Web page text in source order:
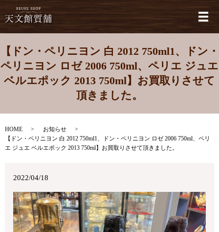
メ
【ドン・ペリニヨン 白 2012 750ml1、ドン・
ペリニヨン ロゼ 2006 750ml、ペリエ ジュエ
ベルエポック 2013 750ml】お買取りさせて
頂きました。
HOME
お知らせ
【ドン・ペリニヨン 白 2012 750ml1、ドン・ペリニヨン ロゼ 2006 750ml、ペリ
エ ジュエ ベルエポック 2013 750ml】お買取りさせて頂きました。
2022/04/18